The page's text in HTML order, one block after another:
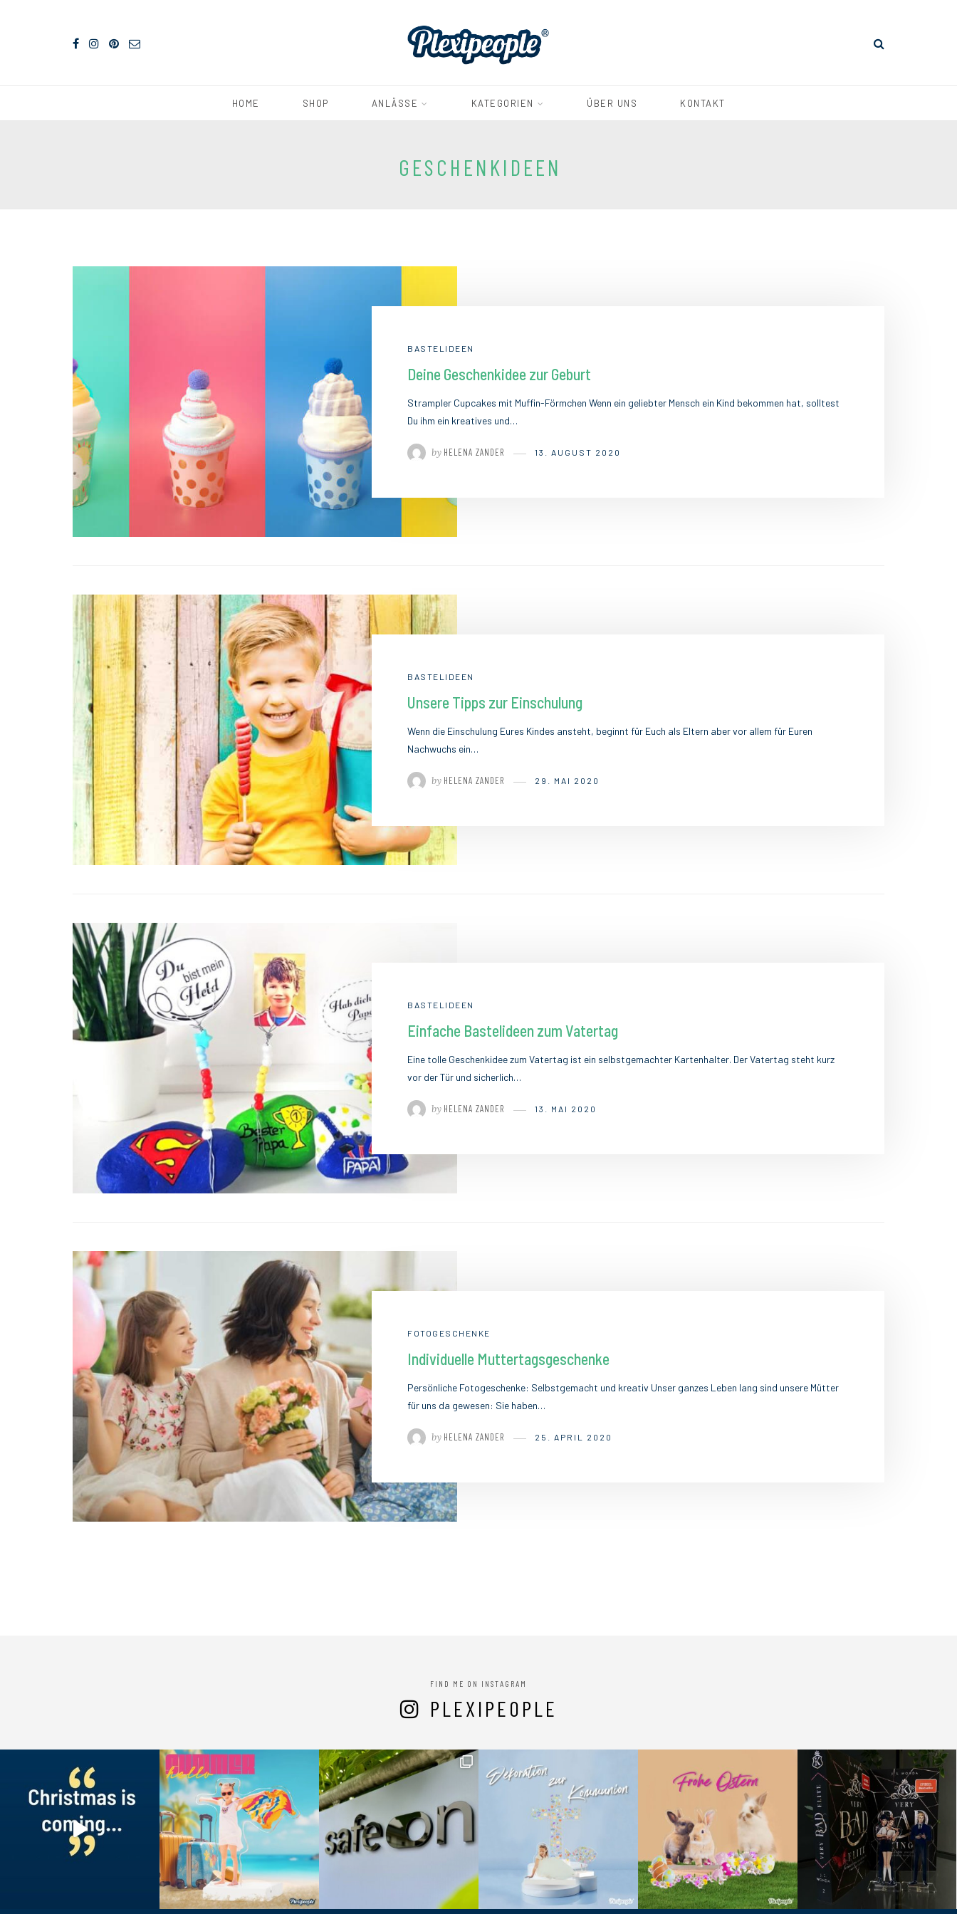
HOME SHOP ANLÄSSE KATEGORIEN ÜBER UNS KONTAKT
GESCHENKIDEEN
BASTELIDEEN
Deine Geschenkidee zur Geburt
Strampler Cupcakes mit Muffin-Förmchen Wenn ein geliebter Mensch ein Kind bekommen hat, solltest
Du ihm ein kreatives und…
by HELENA ZANDER 13. AUGUST 2020
BASTELIDEEN
Unsere Tipps zur Einschulung
Wenn die Einschulung Eures Kindes ansteht, beginnt für Euch als Eltern aber vor allem für Euren
Nachwuchs ein…
by HELENA ZANDER 29. MAI 2020
BASTELIDEEN
Einfache Bastelideen zum Vatertag
Eine tolle Geschenkidee zum Vatertag ist ein selbstgemachter Kartenhalter. Der Vatertag steht kurz
vor der Tür und sicherlich…
by HELENA ZANDER 13. MAI 2020
FOTOGESCHENKE
Individuelle Muttertagsgeschenke
Persönliche Fotogeschenke: Selbstgemacht und kreativ Unser ganzes Leben lang sind unsere Mütter
für uns da gewesen: Sie haben…
by HELENA ZANDER 25. APRIL 2020
FIND ME ON INSTAGRAM
PLEXIPEOPLE